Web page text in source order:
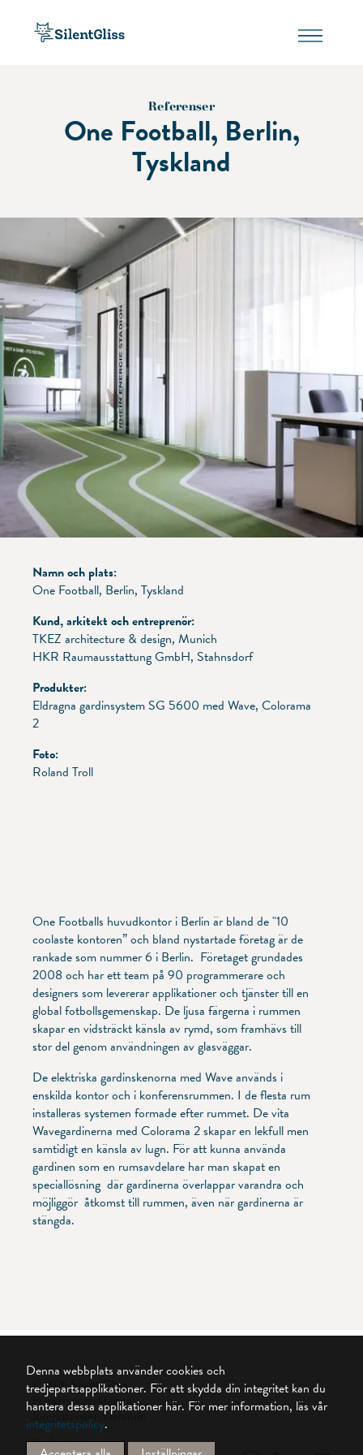
Referenser
One Football, Berlin,
Tyskland
Namn och plats:
One Football, Berlin, Tyskland
Kund, arkitekt och entreprenör:
TKEZ architecture & design, Munich
HKR Raumausstattung GmbH, Stahnsdorf
Produkter:
Eldragna gardinsystem SG 5600 med Wave, Colorama
2
Foto:
Roland Troll
One Footballs huvudkontor i Berlin är bland de "10
coolaste kontoren” och bland nystartade företag är de
rankade som nummer 6 i Berlin. Företaget grundades
2008 och har ett team på 90 programmerare och
designers som levererar applikationer och tjänster till en
global fotbollsgemenskap. De ljusa färgerna i rummen
skapar en vidsträckt känsla av rymd, som framhävs till
stor del genom användningen av glasväggar.
De elektriska gardinskenorna med Wave används i
enskilda kontor och i konferensrummen. I de flesta rum
installeras systemen formade efter rummet. De vita
Wavegardinerna med Colorama 2 skapar en lekfull men
samtidigt en känsla av lugn. För att kunna använda
gardinen som en rumsavdelare har man skapat en
speciallösning där gardinerna överlappar varandra och
möjliggör åtkomst till rummen, även när gardinerna är
stängda.
© 2026 Silent Gliss
Friskrivningsklausul
Integritetsmeddelande
Cookie Settings
Denna webbplats använder cookies och
tredjepartsapplikationer. För att skydda din integritet kan du
hantera dessa applikationer här. För mer information, läs vår
integritetspolicy.